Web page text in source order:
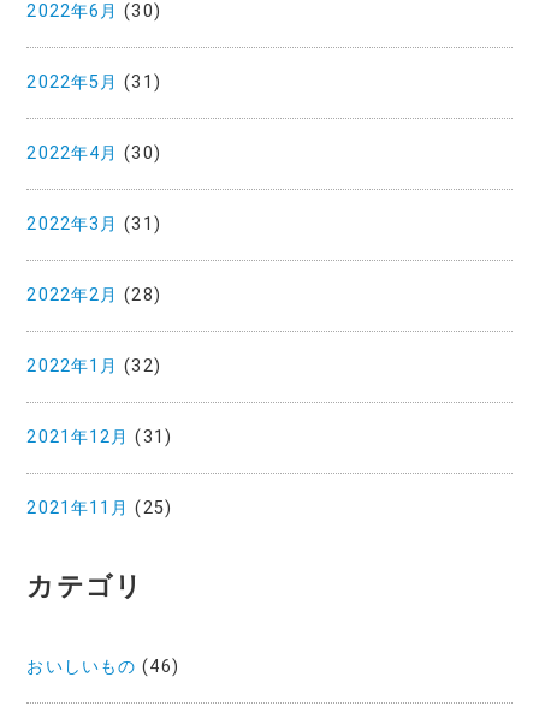
2022年6月 (30)
2022年5月 (31)
2022年4月 (30)
2022年3月 (31)
2022年2月 (28)
2022年1月 (32)
2021年12月 (31)
2021年11月 (25)
カテゴリ
おいしいもの (46)